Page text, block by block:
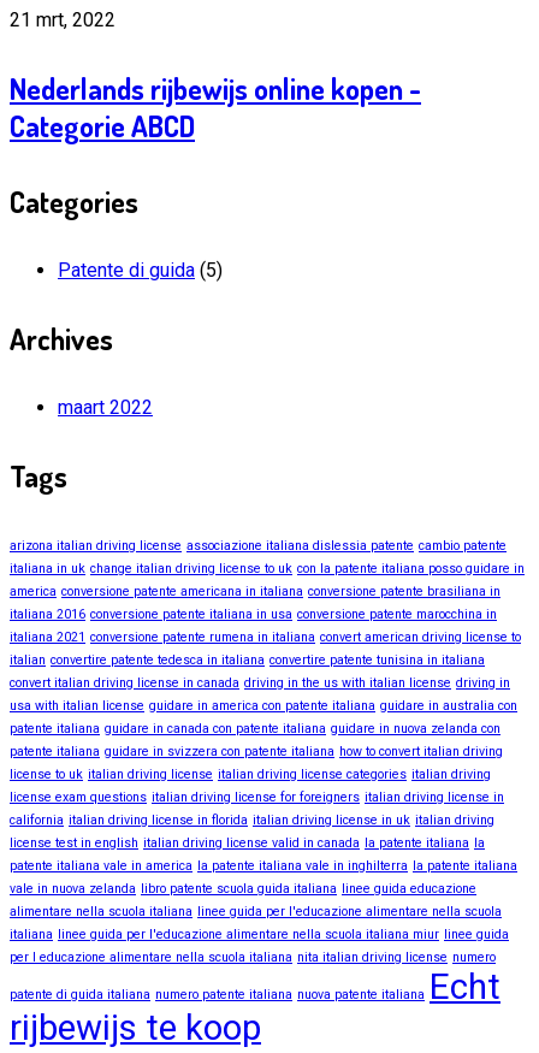
21 mrt, 2022
Nederlands rijbewijs online kopen -
Categorie ABCD
Categories
Patente di guida (5)
Archives
maart 2022
Tags
arizona italian driving license associazione italiana dislessia patente cambio patente
italiana in uk change italian driving license to uk con la patente italiana posso guidare in
america conversione patente americana in italiana conversione patente brasiliana in
italiana 2016 conversione patente italiana in usa conversione patente marocchina in
italiana 2021 conversione patente rumena in italiana convert american driving license to
italian convertire patente tedesca in italiana convertire patente tunisina in italiana
convert italian driving license in canada driving in the us with italian license driving in
usa with italian license guidare in america con patente italiana guidare in australia con
patente italiana guidare in canada con patente italiana guidare in nuova zelanda con
patente italiana guidare in svizzera con patente italiana how to convert italian driving
license to uk italian driving license italian driving license categories italian driving
license exam questions italian driving license for foreigners italian driving license in
california italian driving license in florida italian driving license in uk italian driving
license test in english italian driving license valid in canada la patente italiana
la
patente italiana vale in america
la patente italiana vale in inghilterra
la patente italiana
vale in nuova zelanda
libro patente scuola guida italiana
linee guida educazione
alimentare nella scuola italiana
linee guida per l'educazione alimentare nella scuola
italiana
linee guida per l'educazione alimentare nella scuola italiana miur linee guida
per l educazione alimentare nella scuola italiana nita italian driving license numero
patente di guida italiana numero patente italiana nuova patente italiana Echt
rijbewijs te koop